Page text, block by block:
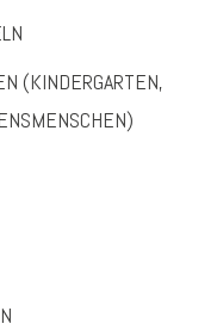
(KINDERGARTEN,